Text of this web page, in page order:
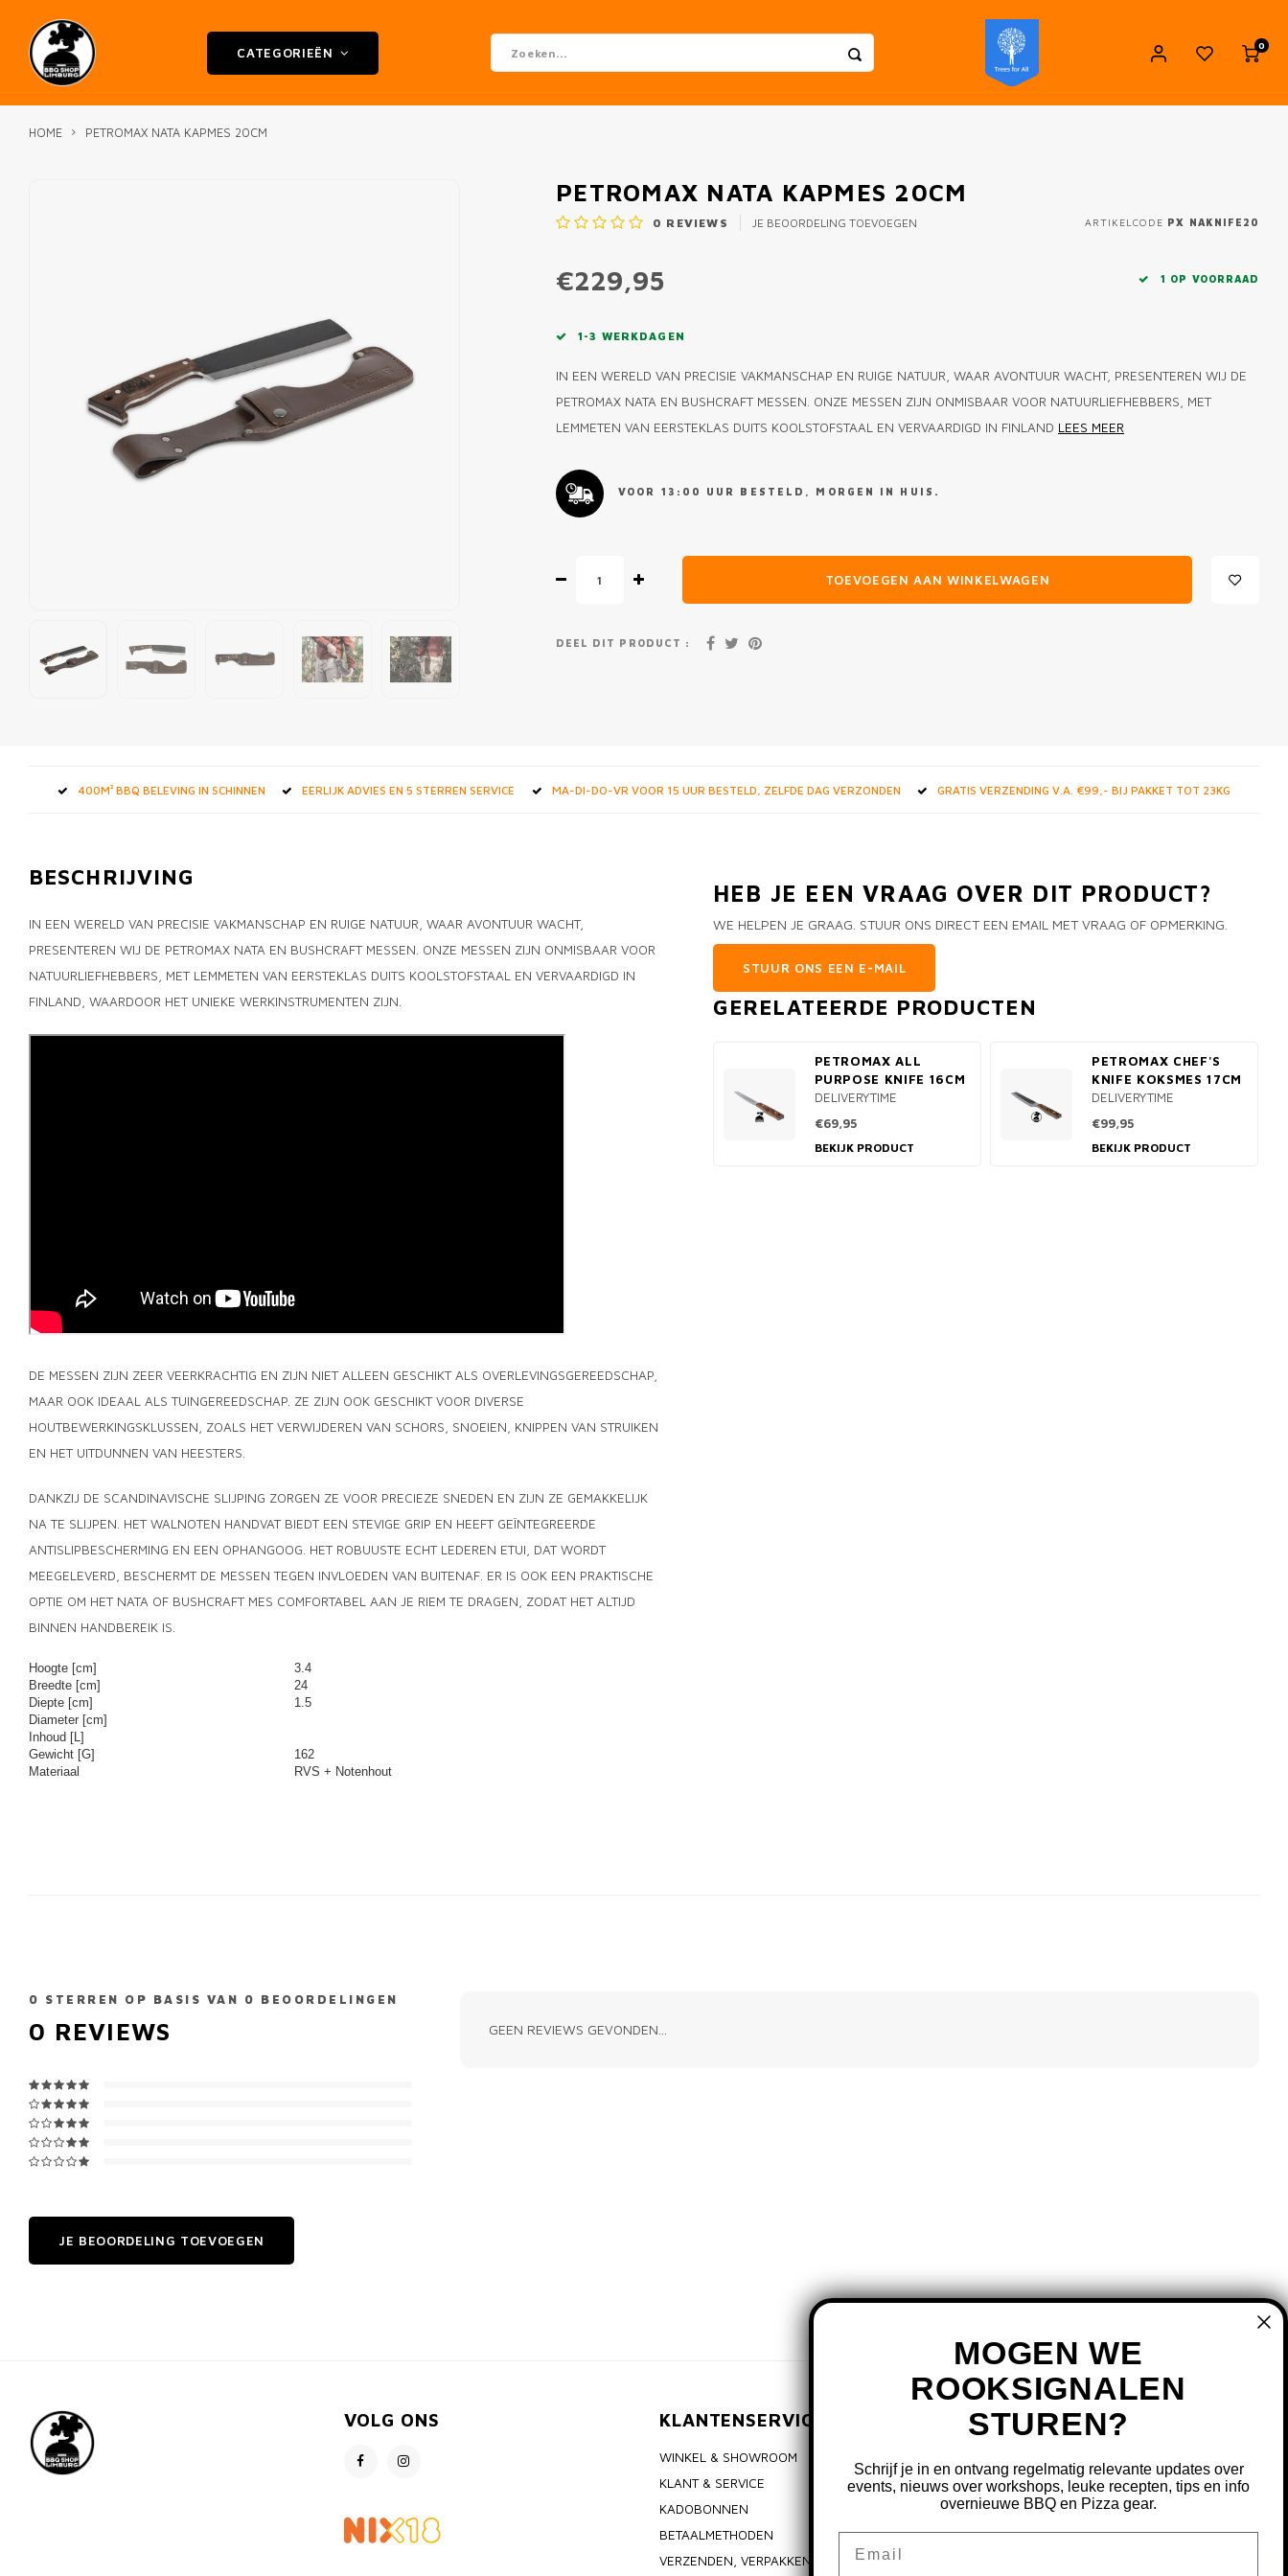
CATEGORIEËN
0
HOME PETROMAX NATA KAPMES 20CM
PETROMAX NATA KAPMES 20CM
0 REVIEWS JE BEOORDELING TOEVOEGEN ARTIKELCODE PX NAKNIFE20
€229,95 1 OP VOORRAAD
1-3 WERKDAGEN
IN EEN WERELD VAN PRECISIE VAKMANSCHAP EN RUIGE NATUUR, WAAR AVONTUUR WACHT, PRESENTEREN WIJ DE
PETROMAX NATA EN BUSHCRAFT MESSEN. ONZE MESSEN ZIJN ONMISBAAR VOOR NATUURLIEFHEBBERS, MET
LEMMETEN VAN EERSTEKLAS DUITS KOOLSTOFSTAAL EN VERVAARDIGD IN FINLAND LEES MEER
VOOR 13:00 UUR BESTELD, MORGEN IN HUIS.
TOEVOEGEN AAN WINKELWAGEN
DEEL DIT PRODUCT :
400M² BBQ BELEVING IN SCHINNEN EERLIJK ADVIES EN 5 STERREN SERVICE MA-DI-DO-VR VOOR 15 UUR BESTELD, ZELFDE DAG VERZONDEN GRATIS VERZENDING V.A. €99,- BIJ PAKKET TOT 23KG
BESCHRIJVING
IN EEN WERELD VAN PRECISIE VAKMANSCHAP EN RUIGE NATUUR, WAAR AVONTUUR WACHT,
PRESENTEREN WIJ DE PETROMAX NATA EN BUSHCRAFT MESSEN. ONZE MESSEN ZIJN ONMISBAAR VOOR
NATUURLIEFHEBBERS, MET LEMMETEN VAN EERSTEKLAS DUITS KOOLSTOFSTAAL EN VERVAARDIGD IN
FINLAND, WAARDOOR HET UNIEKE WERKINSTRUMENTEN ZIJN.
DE MESSEN ZIJN ZEER VEERKRACHTIG EN ZIJN NIET ALLEEN GESCHIKT ALS OVERLEVINGSGEREEDSCHAP,
MAAR OOK IDEAAL ALS TUINGEREEDSCHAP. ZE ZIJN OOK GESCHIKT VOOR DIVERSE
HOUTBEWERKINGSKLUSSEN, ZOALS HET VERWIJDEREN VAN SCHORS, SNOEIEN, KNIPPEN VAN STRUIKEN
EN HET UITDUNNEN VAN HEESTERS.
DANKZIJ DE SCANDINAVISCHE SLIJPING ZORGEN ZE VOOR PRECIEZE SNEDEN EN ZIJN ZE GEMAKKELIJK
NA TE SLIJPEN. HET WALNOTEN HANDVAT BIEDT EEN STEVIGE GRIP EN HEEFT GEÏNTEGREERDE
ANTISLIPBESCHERMING EN EEN OPHANGOOG. HET ROBUUSTE ECHT LEDEREN ETUI, DAT WORDT
MEEGELEVERD, BESCHERMT DE MESSEN TEGEN INVLOEDEN VAN BUITENAF. ER IS OOK EEN PRAKTISCHE
OPTIE OM HET NATA OF BUSHCRAFT MES COMFORTABEL AAN JE RIEM TE DRAGEN, ZODAT HET ALTIJD
BINNEN HANDBEREIK IS.
Hoogte [cm]
3.4
Breedte [cm]
24
Diepte [cm]
1.5
Diameter [cm]
Inhoud [L]
Gewicht [G]
162
Materiaal
RVS + Notenhout
HEB JE EEN VRAAG OVER DIT PRODUCT?
WE HELPEN JE GRAAG. STUUR ONS DIRECT EEN EMAIL MET VRAAG OF OPMERKING.
STUUR ONS EEN E-MAIL
GERELATEERDE PRODUCTEN
PETROMAX ALL
PURPOSE KNIFE 16CM
DELIVERYTIME
€69,95
BEKIJK PRODUCT
PETROMAX CHEF'S
KNIFE KOKSMES 17CM
DELIVERYTIME
€99,95
BEKIJK PRODUCT
0 STERREN OP BASIS VAN 0 BEOORDELINGEN
0 REVIEWS
JE BEOORDELING TOEVOEGEN
GEEN REVIEWS GEVONDEN...
VOLG ONS KLANTENSERVICE
WINKEL & SHOWROOM
KLANT & SERVICE
KADOBONNEN
BETAALMETHODEN
VERZENDEN, VERPAKKEN & RETOURNEREN
MIJN ACCOUNT
MIJN BESTELLINGEN
MIJN TICKETS
MIJN VERLANGLIJST
MOGEN WE
ROOKSIGNALEN
STUREN?
Schrijf je in en ontvang regelmatig relevante updates over
events, nieuws over workshops, leuke recepten, tips en info
overnieuwe BBQ en Pizza gear.